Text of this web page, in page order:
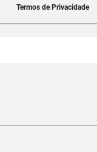
Termos de Privacidade